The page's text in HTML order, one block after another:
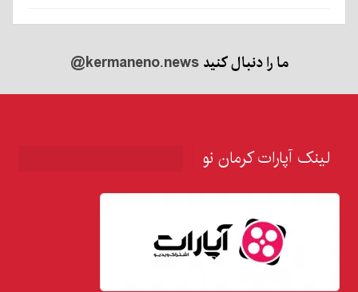
ما را دنبال کنید@kermaneno.news
لینک آپارات کرمان نو